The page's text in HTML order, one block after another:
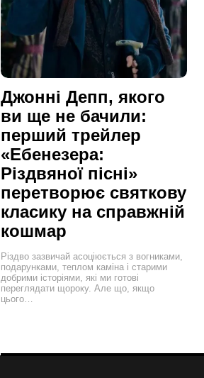
Джонні Депп, якого
ви ще не бачили:
перший трейлер
«Ебенезера:
Різдвяної пісні»
перетворює святкову
класику на справжній
кошмар
Різдво зазвичай асоціюється з вогниками,
подарунками, теплом каміна і старими
добрими історіями, які ми готові
переглядати щороку. Але що, якщо
цього…